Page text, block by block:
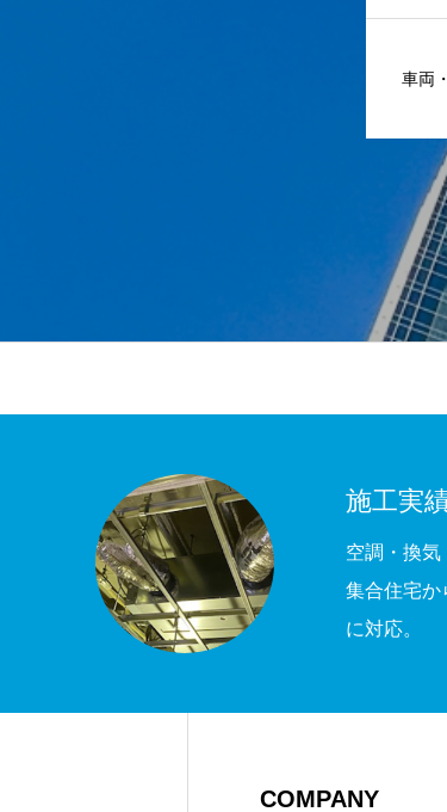
車両
施工実
空調・換気
集合住宅か
に対応。
COMPANY